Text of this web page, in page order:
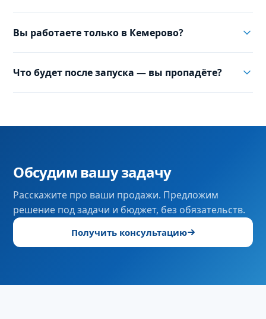
Вы работаете только в Кемерово?
Что будет после запуска — вы пропадёте?
Обсудим вашу задачу
Расскажите про ваши продажи. Предложим
решение под задачи и бюджет, без обязательств.
Получить консультацию